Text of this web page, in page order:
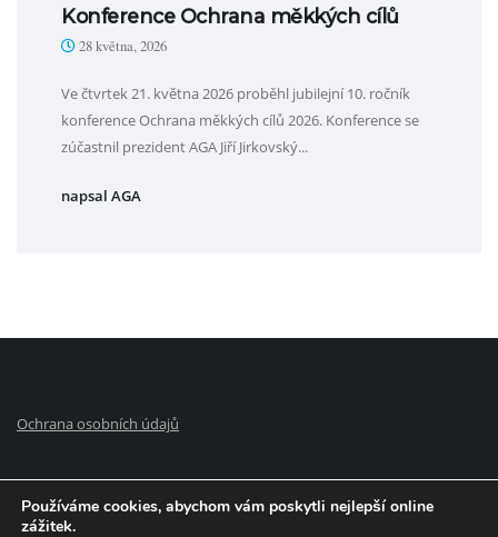
Konference Ochrana měkkých cílů
28 května, 2026
Ve čtvrtek 21. května 2026 proběhl jubilejní 10. ročník
konference Ochrana měkkých cílů 2026. Konference se
zúčastnil prezident AGA Jiří Jirkovský...
napsal AGA
Ochrana osobních údajů
Používáme cookies, abychom vám poskytli nejlepší online
zážitek.